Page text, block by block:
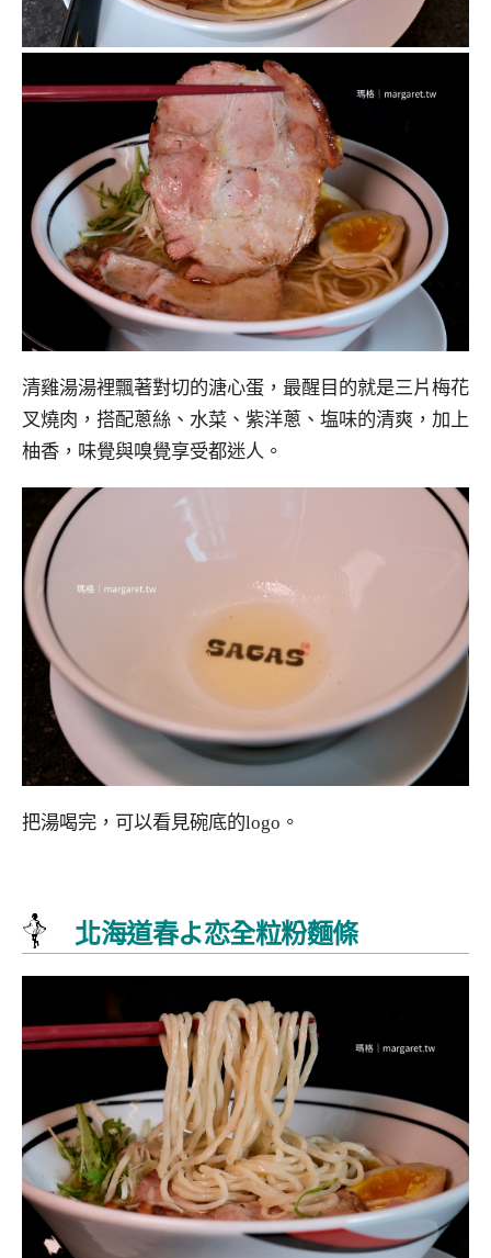
清雞湯湯裡飄著對切的溏心蛋，最醒目的就是三片梅花
叉燒肉，搭配蔥絲、水菜、紫洋蔥、塩味的清爽，加上
柚香，味覺與嗅覺享受都迷人。
把湯喝完，可以看見碗底的logo。
北海道春よ恋全粒粉麵條